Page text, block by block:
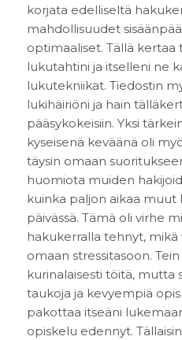
korjata edelliseltä
mahdollisuudet
optimaaliset. Tällä
lukutahtini ja itselleni ne
lukutekniikat. Tiedostin
lukihäiriöni ja hain
pääsykokeisiin. Yksi
kyseisenä keväänä oli
täysin omaan
huomiota muiden
kuinka paljon aikaa
päivässä. Tämä oli virhe
hakukerralla tehnyt,
omaan stressitasoon.
kurinalaisesti töitä, mutta
taukoja ja kevyempiä
pakottaa itseäni
opiskelu edennyt.